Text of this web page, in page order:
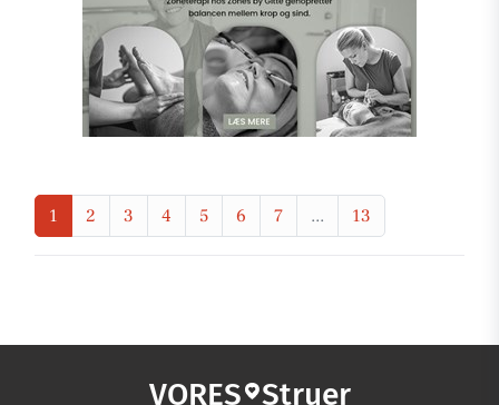
1 2 3 4 5 6 7 ... 13
VORES Struer